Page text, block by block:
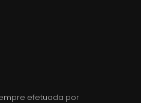
efetuada por